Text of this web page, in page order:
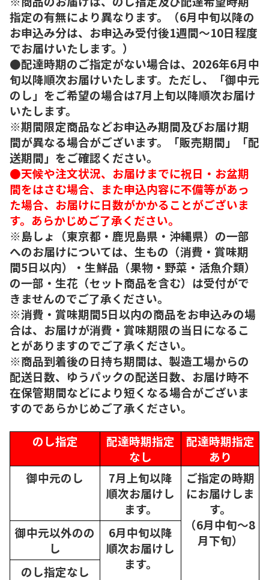
指定の有無により異なります。（6月中旬以降の
お申込み分は、お申込み受付後1週間～10日程度
でお届けいたします。）
●配達時期のご指定がない場合は、2026年6月中
旬以降順次お届けいたします。ただし、「御中元
のし」をご希望の場合は7月上旬以降順次お届け
いたします。
※期間限定商品などお申込み期間及びお届け期
間が異なる場合がございます。「販売期間」「配
送期間」をご確認ください。
●天候や注文状況、お届けまでに祝日・お盆期
間をはさむ場合、また申込内容に不備等があっ
た場合、お届けに日数がかかることがございま
す。あらかじめご了承ください。
※島しょ（東京都・鹿児島県・沖縄県）の一部
へのお届けについては、生もの（消費・賞味期
間5日以内）・生鮮品（果物・野菜・活魚介類）
の一部・生花（セット商品を含む）は受付がで
きませんのでご了承ください。
※消費・賞味期間5日以内の商品をお申込みの場
合は、お届けが消費・賞味期限の当日になるこ
とがありますのでご了承ください。
※商品到着後の日持ち期間は、製造工場からの
配送日数、ゆうパックの配送日数、お届け時不
在保管期間などにより短くなる場合がございま
すのであらかじめご了承ください。
のし指定
配達時期指定
なし
配達時期指定
あり
御中元のし
7月上旬以降
順次お届けし
ます。
ご指定の時期
にお届けしま
す。
（6月中旬～8
月下旬）
御中元以外のの
し
6月中旬以降
順次お届けし
ます。
のし指定なし